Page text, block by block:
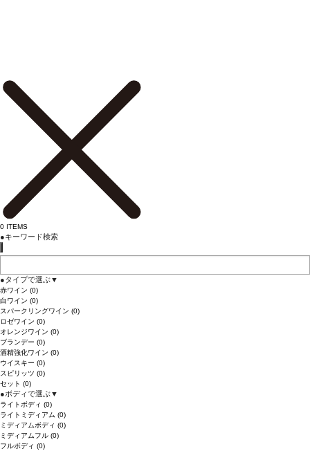
0 ITEMS
●キーワード検索
●タイプで選ぶ▼
赤ワイン (0)
白ワイン (0)
スパークリングワイン (0)
ロゼワイン (0)
オレンジワイン (0)
ブランデー (0)
酒精強化ワイン (0)
ウイスキー (0)
スピリッツ (0)
セット (0)
●ボディで選ぶ▼
ライトボディ (0)
ライトミディアム (0)
ミディアムボディ (0)
ミディアムフル (0)
フルボディ (0)